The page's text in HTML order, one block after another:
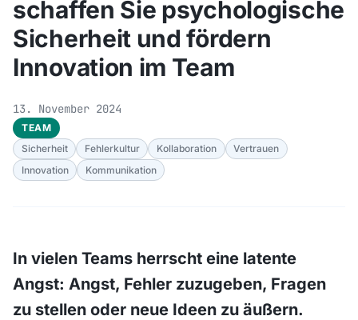
schaffen Sie psychologische
Sicherheit und fördern
Innovation im Team
13. November 2024
TEAM
Sicherheit
Fehlerkultur Kollaboration
Vertrauen
Innovation
Kommunikation
In vielen Teams herrscht eine latente
Angst: Angst, Fehler zuzugeben, Fragen
zu stellen oder neue Ideen zu äußern.